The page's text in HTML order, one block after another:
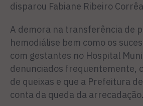
disparou Fabiane Ribeiro
A demora na transferência de
hemodiálise bem como os
com gestantes no Hospital
denunciados frequentemente,
de queixas e que a Prefeitura
conta da que­da da arrecadação.